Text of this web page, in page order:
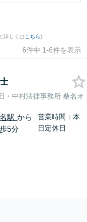
詳しくは こちら)
6件中 1-6件を表示
・中村法律事務所 桑名オ
駅から
5分
営業時間：本
日定休日